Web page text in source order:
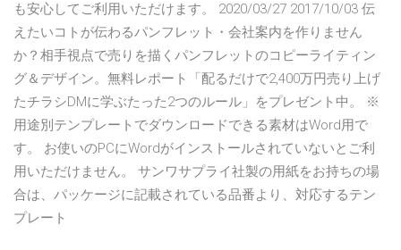
も安心してご利用いただけます。 2020/03/27 2017/10/03 伝
えたいコトが伝わるパンフレット・会社案内を作りません
か？相手視点で売りを描くパンフレットのコピーライティン
グ＆デザイン。無料レポート「配るだけで2,400万円売り上げ
たチラシDMに学ぶたった2つのルール」をプレゼント中。 ※
用途別テンプレートでダウンロードできる素材はWord用で
す。 お使いのPCにWordがインストールされていないとご利
用いただけません。 サンワサプライ社製の用紙をお持ちの場
合は、パッケージに記載されている品番より、対応するテン
プレート